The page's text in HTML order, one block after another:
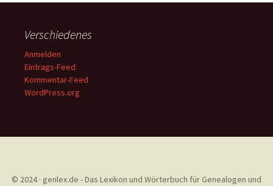
Verschiedenes
Anmelden
Eintrags-Feed
Kommentar-Feed
WordPress.org
© 2024 · genlex.de - Das Lexikon und Wörterbuch für Genealogen und